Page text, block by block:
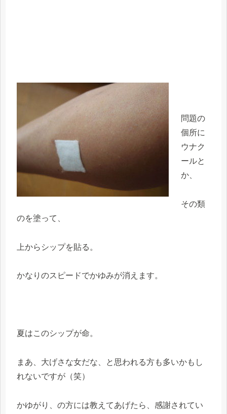
問題の
個所に
ウナク
ールと
か、
その類
のを塗って、
上からシップを貼る。
かなりのスピードでかゆみが消えます。
夏はこのシップが命。
まあ、大げさな女だな、と思われる方も多いかもし
れないですが（笑）
かゆがり、の方には教えてあげたら、感謝されてい